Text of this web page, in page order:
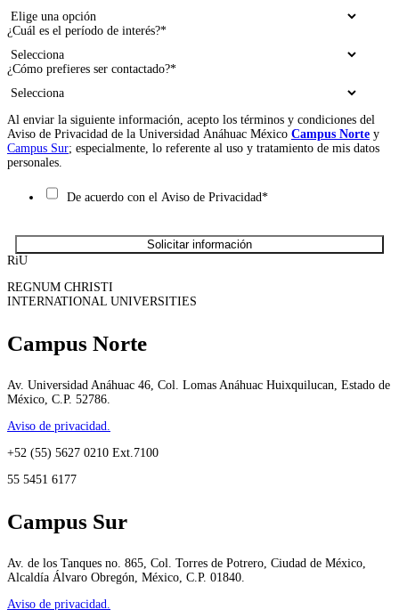
¿Cuál es el período de interés?*
¿Cómo prefieres ser contactado?*
Al enviar la siguiente información, acepto los términos y condiciones del
Aviso de Privacidad de la Universidad Anáhuac México Campus Norte y
Campus Sur; especialmente, lo referente al uso y tratamiento de mis datos
personales.
De acuerdo con el Aviso de Privacidad*
RiU
REGNUM CHRISTI
INTERNATIONAL UNIVERSITIES
Campus Norte
Av. Universidad Anáhuac 46, Col. Lomas Anáhuac Huixquilucan, Estado de
México, C.P. 52786.
Aviso de privacidad.
+52 (55) 5627 0210 Ext.7100
55 5451 6177
Campus Sur
Av. de los Tanques no. 865, Col. Torres de Potrero, Ciudad de México,
Alcaldía Álvaro Obregón, México, C.P. 01840.
Aviso de privacidad.